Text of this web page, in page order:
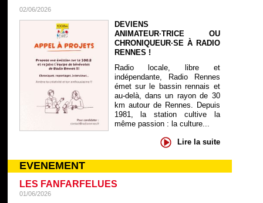
02/06/2026
DEVIENS
ANIMATEUR·TRICE OU
CHRONIQUEUR·SE À RADIO
RENNES !
Radio locale, libre et
indépendante, Radio Rennes
émet sur le bassin rennais et
au-delà, dans un rayon de 30
km autour de Rennes. Depuis
1981, la station cultive la
même passion : la culture...
Lire la suite
EVENEMENT
LES FANFARFELUES
01/06/2026